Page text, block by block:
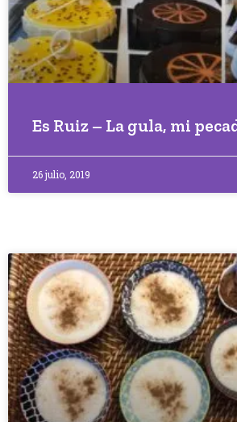
Es Ruiz – La gula, mi
26 julio, 2019